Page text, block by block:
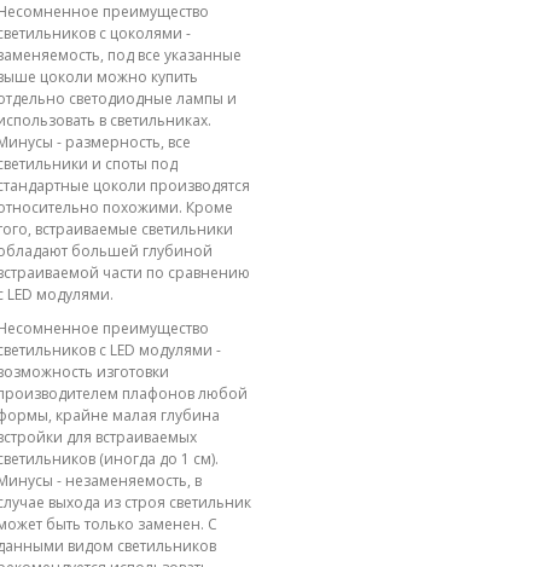
преимущество
с цоколями -
под все указанные
цоколи можно купить
светодиодные лампы и
в светильниках.
- размерность, все
и споты под
цоколи производятся
похожими. Кроме
встраиваемые светильники
большей глубиной
части по сравнению
LED модулями.
преимущество
с LED модулями -
изготовки
плафонов любой
крайне малая глубина
для встраиваемых
(иногда до 1 см).
- незаменяемость, в
выхода из строя светильник
быть только заменен. С
видом светильников